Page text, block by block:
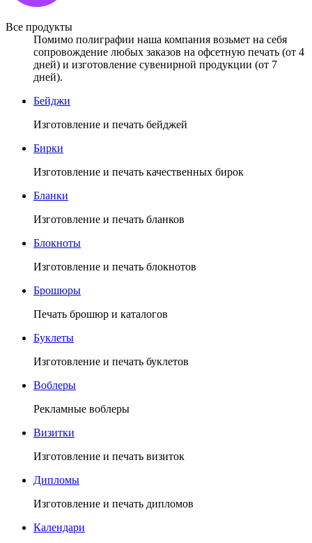
Все продукты
Помимо полиграфии наша компания возьмет на себя
сопровождение любых заказов на офсетную печать (от 4
дней) и изготовление сувенирной продукции (от 7
дней).
Бейджи
Изготовление и печать бейджей
Бирки
Изготовление и печать качественных бирок
Бланки
Изготовление и печать бланков
Блокноты
Изготовление и печать блокнотов
Брошюры
Печать брошюр и каталогов
Буклеты
Изготовление и печать буклетов
Воблеры
Рекламные воблеры
Визитки
Изготовление и печать визиток
Дипломы
Изготовление и печать дипломов
Календари